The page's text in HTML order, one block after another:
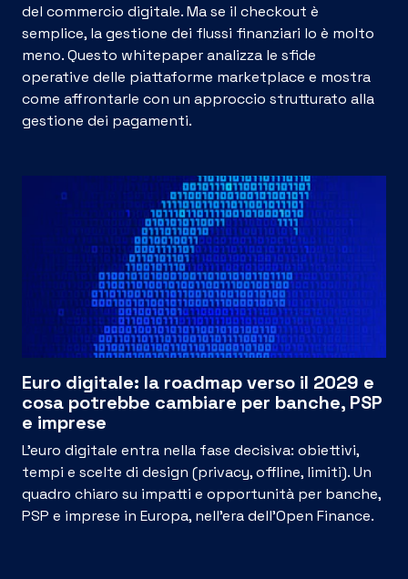
del commercio digitale. Ma se il checkout è
semplice, la gestione dei flussi finanziari lo è molto
meno. Questo whitepaper analizza le sfide
operative delle piattaforme marketplace e mostra
come affrontarle con un approccio strutturato alla
gestione dei pagamenti.
Euro digitale: la roadmap verso il 2029 e
cosa potrebbe cambiare per banche, PSP
e imprese
L’euro digitale entra nella fase decisiva: obiettivi,
tempi e scelte di design (privacy, offline, limiti). Un
quadro chiaro su impatti e opportunità per banche,
PSP e imprese in Europa, nell’era dell’Open Finance.